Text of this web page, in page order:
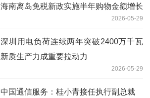
海南离岛免税新政实施半年购物金额增长
2026-05-29
深圳用电负荷连续两年突破2400万千瓦
新质生产力成重要拉动力
2026-05-29
中国通信服务：桂小青接任执行副总裁